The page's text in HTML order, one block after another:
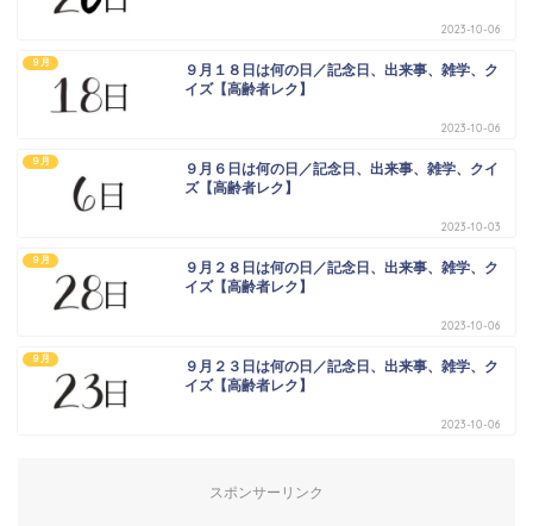
2023-10-06
９月
９月１８日は何の日／記念日、出来事、雑学、ク
イズ【高齢者レク】
2023-10-06
９月
９月６日は何の日／記念日、出来事、雑学、クイ
ズ【高齢者レク】
2023-10-03
９月
９月２８日は何の日／記念日、出来事、雑学、ク
イズ【高齢者レク】
2023-10-06
９月
９月２３日は何の日／記念日、出来事、雑学、ク
イズ【高齢者レク】
2023-10-06
スポンサーリンク